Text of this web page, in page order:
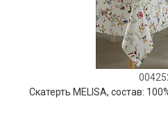
Скатерть MELISA, состав: